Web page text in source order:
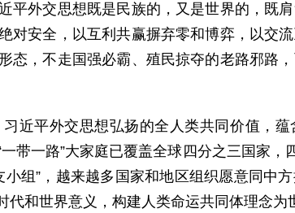
外交思想既是民族的，又是世界的，既
对安全，以互利共赢摒弃零和博弈，以交
态，不走国强必霸、殖民掠夺的老路邪路
近平外交思想弘扬的全人类共同价值，
带一路”大家庭已覆盖全球四分之三国家，
组”，越来越多国家和地区组织愿意同中
和世界意义，构建人类命运共同体理念为